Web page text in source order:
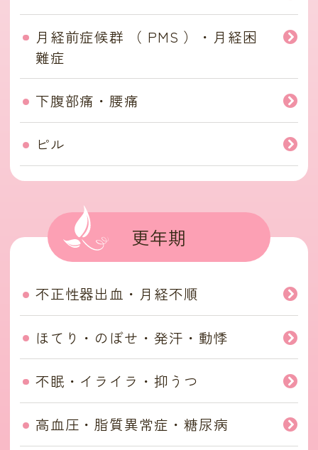
月経前症候群 （ PMS ）・月経困
難症
下腹部痛・腰痛
ピル
更年期
不正性器出血・月経不順
ほてり・のぼせ・発汗・動悸
不眠・イライラ・抑うつ
高血圧・脂質異常症・糖尿病